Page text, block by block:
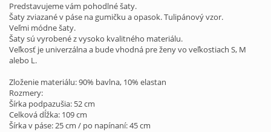
Predstavujeme vám pohodlné šaty.
Šaty zviazané v páse na gumičku a opasok. Tulipánový vzor.
Veľmi módne šaty.
Šaty sú vyrobené z vysoko kvalitného materiálu.
Veľkosť je univerzálna a bude vhodná pre ženy vo veľkostiach S, M
alebo L.
Zloženie materiálu: 90% bavlna, 10% elastan
Rozmery:
Šírka podpazušia: 52 cm
Celková dĺžka: 109 cm
Šírka v páse: 25 cm / po napínaní: 45 cm